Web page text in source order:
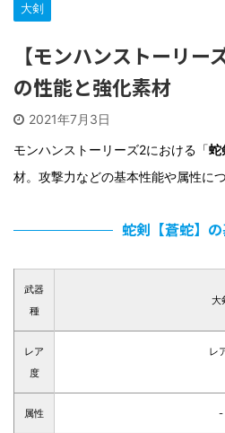
大剣
【モンハンストーリー
の性能と強化素材
2021年7月3日
モンハンストーリーズ2における「蛇
材。攻撃力などの基本性能や属性に
蛇剣【蒼蛇】
武器
種
大
レア
度
レ
属性 -